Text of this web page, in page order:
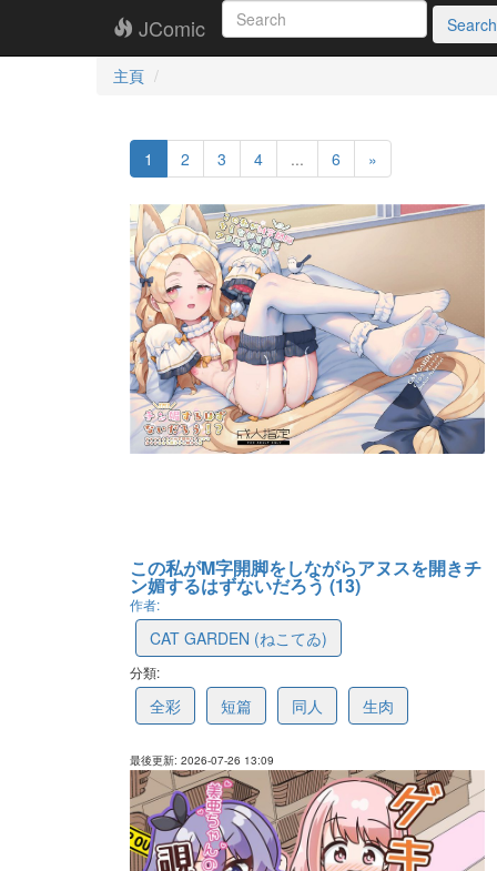
JComic Search
主頁
1 2 3 4 ... 6 »
この私がM字開脚をしながらアヌスを開きチ
ン媚するはずないだろう (13)
作者:
CAT GARDEN (ねこてゐ)
分類:
全彩 短篇 同人 生肉
最後更新: 2026-07-26 13:09